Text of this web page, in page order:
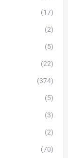
(17)
(2)
(5)
(22)
(374)
(5)
(3)
(2)
(70)